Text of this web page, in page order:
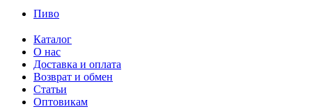
Пиво
Каталог
О нас
Доставка и оплата
Возврат и обмен
Статьи
Оптовикам